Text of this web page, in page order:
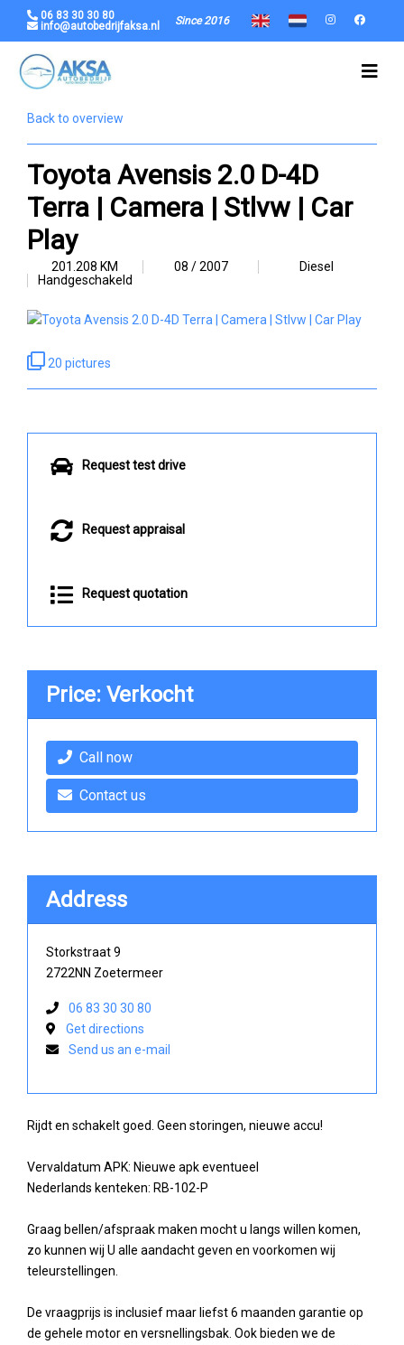
06 83 30 30 80
info@autobedrijfaksa.nl
Since 2016
Back to overview
Toyota Avensis 2.0 D-4D
Terra | Camera | Stlvw | Car
Play
201.208 KM 08 / 2007
Diesel
Handgeschakeld
20 pictures
Request test drive
Request appraisal
Request quotation
Rijdt en schakelt goed. Geen storingen, nieuwe accu!
Vervaldatum APK: Nieuwe apk eventueel
Nederlands kenteken: RB-102-P
Graag bellen/afspraak maken mocht u langs willen komen,
zo kunnen wij U alle aandacht geven en voorkomen wij
teleurstellingen.
De vraagprijs is inclusief maar liefst 6 maanden garantie op
de gehele motor en versnellingsbak. Ook bieden we de
Price: Verkocht
Call now
Contact us
Address
Storkstraat 9
2722NN Zoetermeer
06 83 30 30 80
Get directions
Send us an e-mail